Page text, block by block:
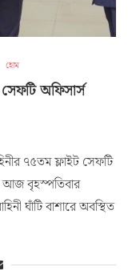
হোম
অফিসার্স
৭৫তম ফ্লাইট সেফটি
আজ বৃহস্পতিবার
ঘাঁটি বাশারে অবস্থিত